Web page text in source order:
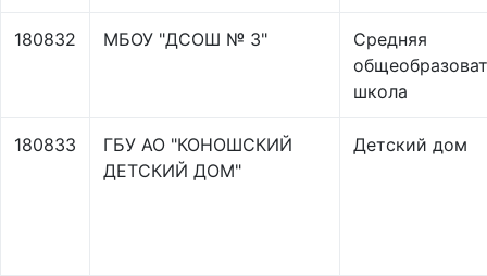
180832 МБОУ "ДСОШ № 3"
Средняя
школа
180833
ГБУ АО "КОНОШСКИЙ
ДЕТСКИЙ ДОМ"
Детский дом